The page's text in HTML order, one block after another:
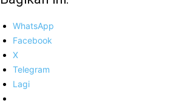
WhatsApp
Facebook
X
Telegram
Lagi